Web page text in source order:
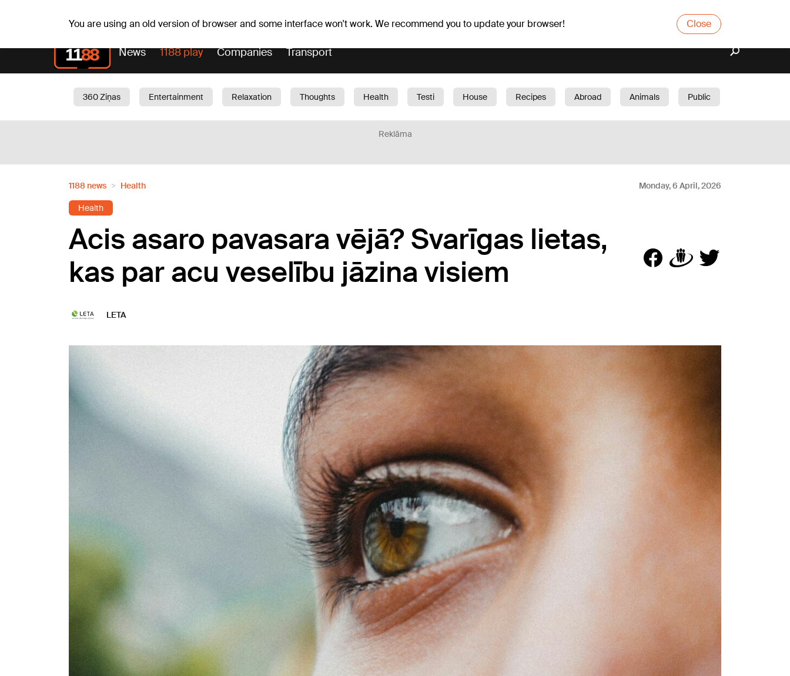
You are using an old version of browser and some interface won't work. We recommend you to update your browser! Close
News 1188 play Companies Transport
360 Ziņas Entertainment Relaxation Thoughts Health Testi House Recipes Abroad Animals
Public
Reklāma
1188 news Health Monday, 6 April, 2026
Health
Acis asaro pavasara vējā? Svarīgas lietas,
kas par acu veselību jāzina visiem
LETA